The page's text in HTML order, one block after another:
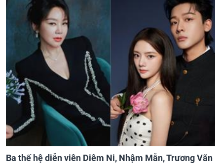
Ba thế hệ diễn viên Diêm Ni, Nhậm Mẫn, Trương Vãn